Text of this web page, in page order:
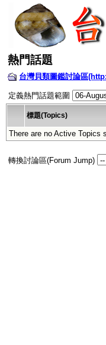
熱門話題
台灣貝類圖鑑討論區
定義熱門話題範圍
標題(Topics)
There are no Active Topics
轉換討論區(Forum Jump)